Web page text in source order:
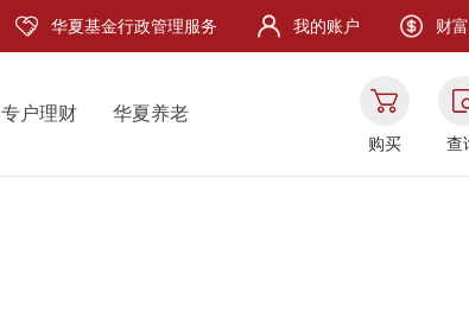
华夏基金行政管理服务 我的账户 财
专户理财 华夏养老
购买 查